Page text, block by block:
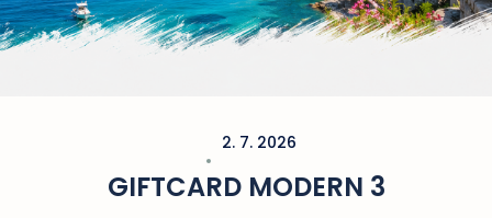
2. 7. 2026
GIFTCARD MODERN 3